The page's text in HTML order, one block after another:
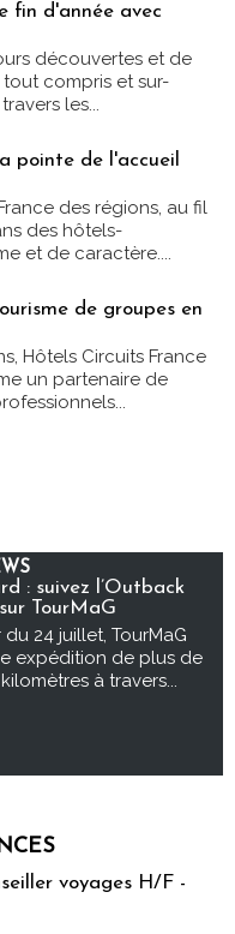
fin d'année avec
découvertes et de
compris et sur-
les...
pointe de l'accueil
des régions, au fil
des hôtels-
et de caractère....
de groupes en
Hôtels Circuits France
un partenaire de
: suivez l’Outback
TourMaG
24 juillet, TourMaG
expédition de plus de
à travers...
voyages H/F -